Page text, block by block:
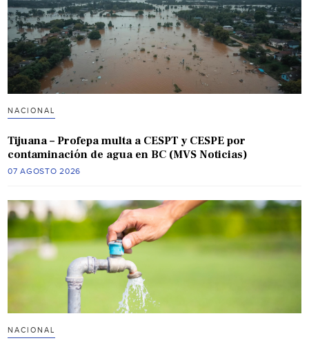
NACIONAL
Tijuana – Profepa multa a CESPT y CESPE por
contaminación de agua en BC (MVS Noticias)
07 AGOSTO 2026
NACIONAL